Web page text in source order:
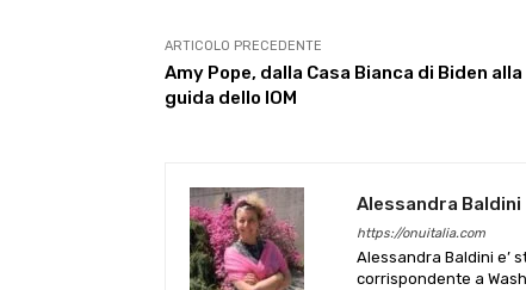
ARTICOLO PRECEDENTE
Amy Pope, dalla Casa Bianca di Biden alla
guida dello IOM
Alessandra Baldini
https://onuitalia.com
Alessandra Baldini e’
corrispondente a